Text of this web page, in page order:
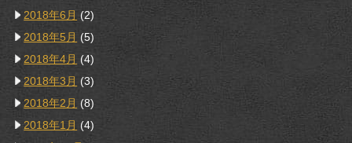
2018年6月 (2)
2018年5月 (5)
2018年4月 (4)
2018年3月 (3)
2018年2月 (8)
2018年1月 (4)